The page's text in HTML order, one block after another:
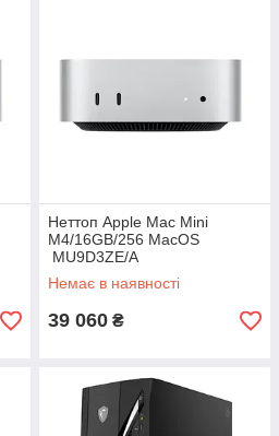
Неттоп Apple Mac Mini
M4/16GB/256 MacOS
MU9D3ZE/A
Немає в наявності
39 060 ₴